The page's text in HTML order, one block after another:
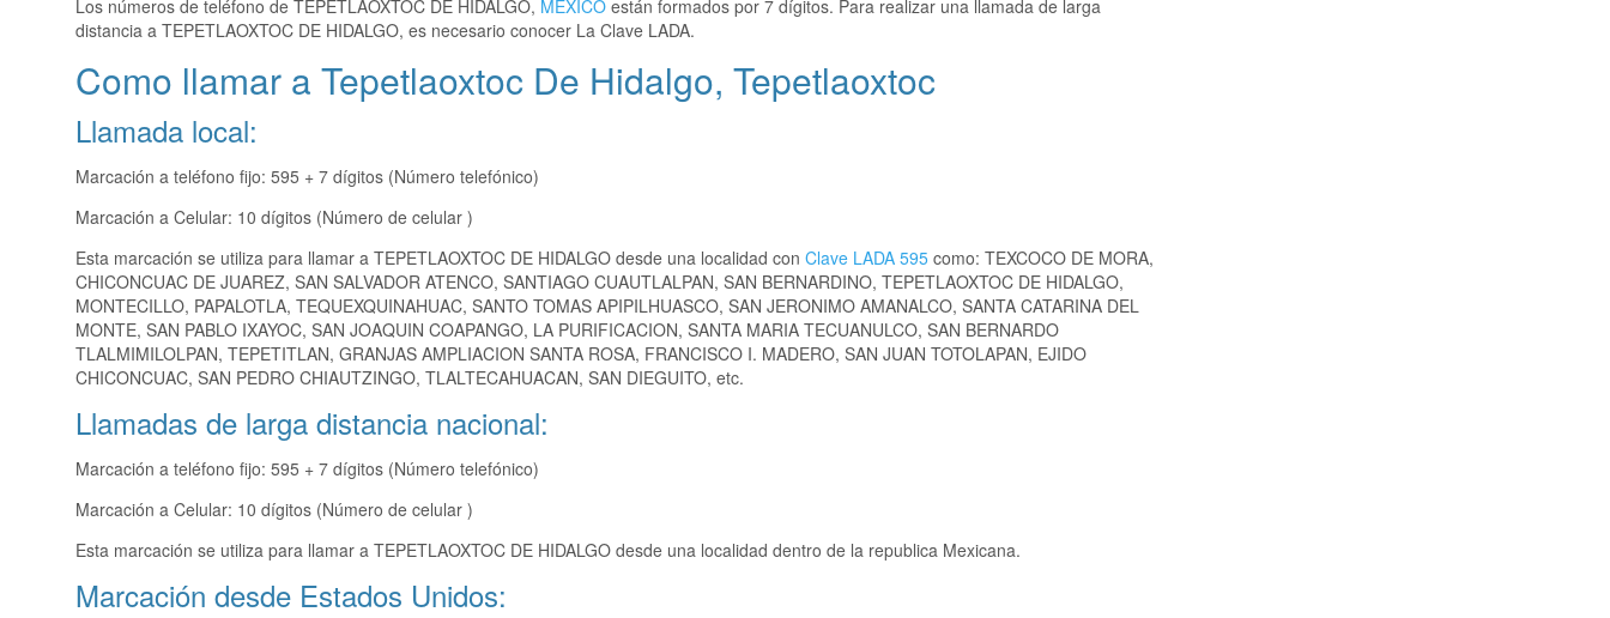
Los números de teléfono de TEPETLAOXTOC DE HIDALGO, MEXICO están formados por 7 dígitos. Para realizar una llamada de larga
distancia a TEPETLAOXTOC DE HIDALGO, es necesario conocer La Clave LADA.
Como llamar a Tepetlaoxtoc De Hidalgo, Tepetlaoxtoc
Llamada local:
Marcación a teléfono fijo: 595 + 7 dígitos (Número telefónico)
Marcación a Celular: 10 dígitos (Número de celular )
Esta marcación se utiliza para llamar a TEPETLAOXTOC DE HIDALGO desde una localidad con Clave LADA 595 como: TEXCOCO DE MORA,
CHICONCUAC DE JUAREZ, SAN SALVADOR ATENCO, SANTIAGO CUAUTLALPAN, SAN BERNARDINO, TEPETLAOXTOC DE HIDALGO,
MONTECILLO, PAPALOTLA, TEQUEXQUINAHUAC, SANTO TOMAS APIPILHUASCO, SAN JERONIMO AMANALCO, SANTA CATARINA DEL
MONTE, SAN PABLO IXAYOC, SAN JOAQUIN COAPANGO, LA PURIFICACION, SANTA MARIA TECUANULCO, SAN BERNARDO
TLALMIMILOLPAN, TEPETITLAN, GRANJAS AMPLIACION SANTA ROSA, FRANCISCO I. MADERO, SAN JUAN TOTOLAPAN, EJIDO
CHICONCUAC, SAN PEDRO CHIAUTZINGO, TLALTECAHUACAN, SAN DIEGUITO, etc.
Llamadas de larga distancia nacional:
Marcación a teléfono fijo: 595 + 7 dígitos (Número telefónico)
Marcación a Celular: 10 dígitos (Número de celular )
Esta marcación se utiliza para llamar a TEPETLAOXTOC DE HIDALGO desde una localidad dentro de la republica Mexicana.
Marcación desde Estados Unidos: